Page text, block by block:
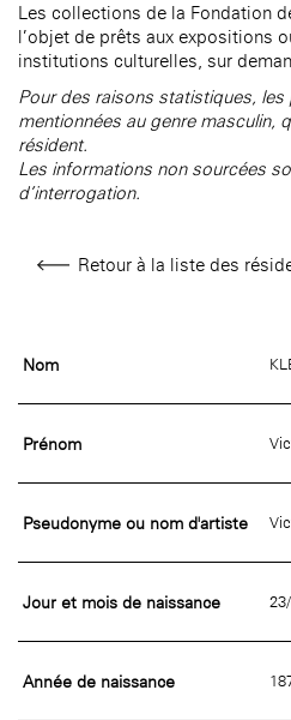
Les collections de la Fondation
l’objet de prêts aux expositions
institutions culturelles, sur
Pour des raisons statistiques,
mentionnées au genre masculin,
résident.
Les informations non sourcées
d’interrogation.
Retour à la liste des
Nom
Prénom
Pseudonyme ou nom d'artiste
Jour et mois de naissance
Année de naissance